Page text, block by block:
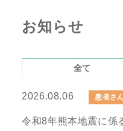
お知らせ
全て
2026.08.06 患者さ
令和8年熊本地震に係